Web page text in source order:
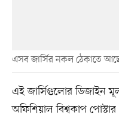
এসব জার্সির নকল ঠেকাতে
এই জার্সিগুলোর ডিজাইন
অফিশিয়াল বিশ্বকাপ